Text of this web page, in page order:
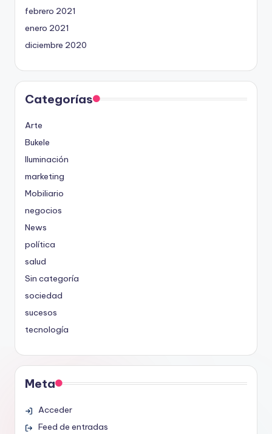
febrero 2021
enero 2021
diciembre 2020
Categorías
Arte
Bukele
Iluminación
marketing
Mobiliario
negocios
News
política
salud
Sin categoría
sociedad
sucesos
tecnología
Meta
Acceder
Feed de entradas